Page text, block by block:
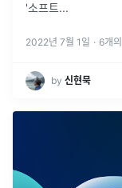
'소프트...
2022년 7월 1일 · 6개
by 신현묵